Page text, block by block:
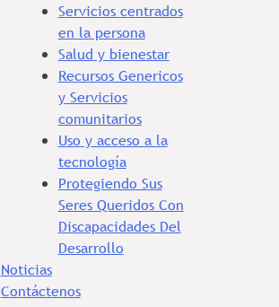
Servicios centrados
en la persona
Salud y bienestar
Recursos Genericos
y Servicios
comunitarios
Uso y acceso a la
tecnología
Protegiendo Sus
Seres Queridos Con
Discapacidades Del
Desarrollo
Noticias
Contáctenos